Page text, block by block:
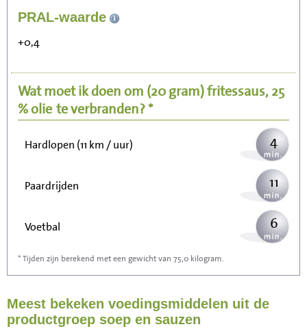
PRAL-waarde
+0,4
Wat moet ik doen om (20 gram)fritessaus, 25
% olie te verbranden? *
Zitten, tv kijken
Wandelen (5 km/uur) 10
Hardlopen (11 km / uur) 4
Paardrijden 11
Voetbal 6
Stofzuigen
Strijken 20
* Tijden zijn berekend met een gewicht van 75,0 kilogram.
Meest bekeken voedingsmiddelen uit de
productgroep soep en sauzen